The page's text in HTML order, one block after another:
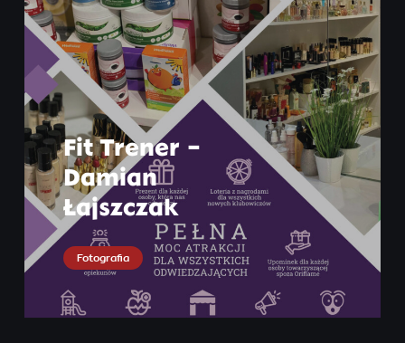
Fit Trener –
Damian
Łajszczak
Fotografia